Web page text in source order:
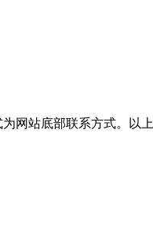
网站底部联系方式。以上